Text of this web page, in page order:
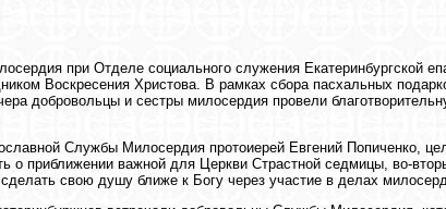
при Отделе социального служения Екатеринбургской
Воскресения Христова. В рамках сбора пасхальных
добровольцы и сестры милосердия провели
Службы Милосердия протоиерей Евгений Попиченко,
о приближении важной для Церкви Страстной седмицы, во-
свою душу ближе к Богу через участие в делах